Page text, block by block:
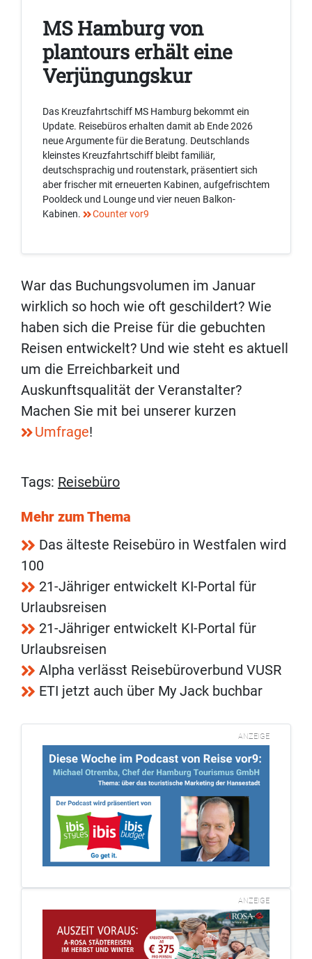
MS Hamburg von
plantours erhält eine
Verjüngungskur
Das Kreuzfahrtschiff MS Hamburg bekommt ein
Update. Reisebüros erhalten damit ab Ende 2026
neue Argumente für die Beratung. Deutschlands
kleinstes Kreuzfahrtschiff bleibt familiär,
deutschsprachig und routenstark, präsentiert sich
aber frischer mit erneuerten Kabinen, aufgefrischtem
Pooldeck und Lounge und vier neuen Balkon-
Kabinen.
Counter vor9
War das Buchungsvolumen im Januar
wirklich so hoch wie oft geschildert? Wie
haben sich die Preise für die gebuchten
Reisen entwickelt? Und wie steht es aktuell
um die Erreichbarkeit und
Auskunftsqualität der Veranstalter?
Machen Sie mit bei unserer kurzen
Umfrage!
Tags: Reisebüro
Mehr zum Thema
Das älteste Reisebüro in Westfalen wird
100
21-Jähriger entwickelt KI-Portal für
Urlaubsreisen
21-Jähriger entwickelt KI-Portal für
Urlaubsreisen
Alpha verlässt Reisebüroverbund VUSR
ETI jetzt auch über My Jack buchbar
ANZEIGE
ANZEIGE